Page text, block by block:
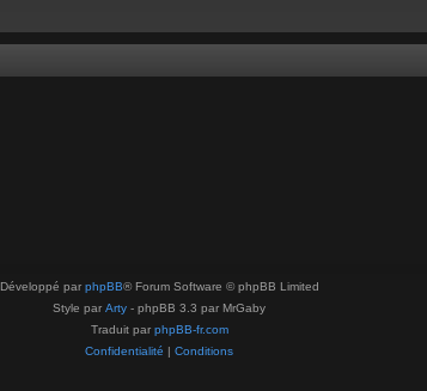
Développé par phpBB® Forum Software © phpBB Limited
Style par Arty - phpBB 3.3 par MrGaby
Traduit par phpBB-fr.com
Confidentialité | Conditions